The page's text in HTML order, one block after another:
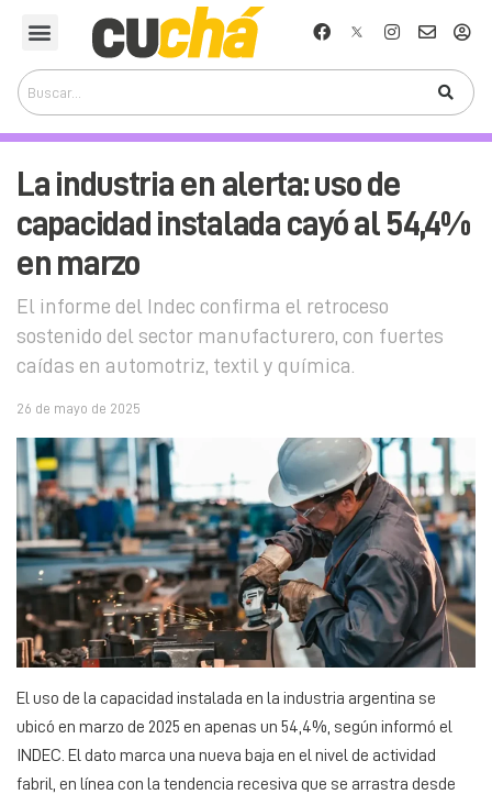
La industria en alerta: uso de
capacidad instalada cayó al 54,4%
en marzo
El informe del Indec confirma el retroceso
sostenido del sector manufacturero, con fuertes
caídas en automotriz, textil y química.
26 de mayo de 2025
El uso de la capacidad instalada en la industria argentina se
ubicó en marzo de 2025 en apenas un 54,4%, según informó el
INDEC. El dato marca una nueva baja en el nivel de actividad
fabril, en línea con la tendencia recesiva que se arrastra desde